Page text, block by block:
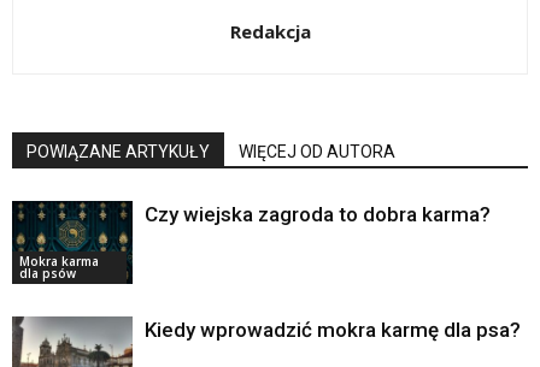
Redakcja
POWIĄZANE ARTYKUŁY WIĘCEJ OD AUTORA
Mokra karma
dla psów
Czy wiejska zagroda to dobra karma?
Kiedy wprowadzić mokra karmę dla psa?